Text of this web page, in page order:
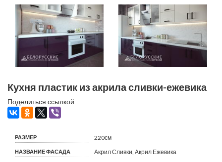
Кухня пластик из акрила сливки-ежевика
Поделиться ссылкой
РАЗМЕР 220см
НАЗВАНИЕ ФАСАДА Акрил Сливки, Акрил Ежевика